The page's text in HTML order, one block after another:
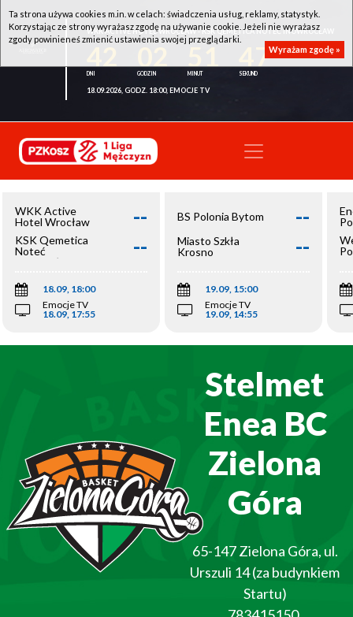
WKK ACTIVE HOTEL WROCŁAW - KSK QEMETICA NOTEĆ INOWROCŁAW
47
18.09.2026, GODZ. 18:00, EMOCJE TV
WKK Active
Hotel Wrocław
--
KSK Qemetica
Noteć
Inowrocław
--
18.09, 18:00
Emocje TV
18.09, 17:55
BS Polonia Bytom --
Miasto Szkła
Krosno
--
19.09, 15:00
Emocje TV
19.09, 14:55
Stelmet
Enea BC
Zielona
Góra
65-147 Zielona Góra, ul.
Urszuli 14 (za budynkiem
Startu)
Ta strona używa cookies m.in. w celach: świadczenia usług, reklamy, statystyk.
Korzystając ze strony wyrażasz zgodę na używanie cookie. Jeżeli nie wyrażasz
zgody powinieneś zmienić ustawienia swojej przeglądarki.
Wyrażam zgodę »